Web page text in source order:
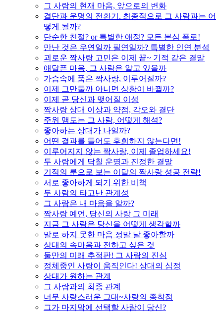
그 사람의 현재 마음, 앞으로의 변화
결단과 운명의 전환기. 최종적으로 그 사람과는 어
떻게 될까?
단순한 친절? or 특별한 애정? 모든 본심 폭로!
만난 것은 우연일까 필연일까? 특별한 인연 분석
괴로운 짝사랑 고민은 이제 끝~ 기적 같은 결말
애달픈 마음, 그 사람은 알고 있을까
가슴속에 품은 짝사랑, 이루어질까?
이제 그만둘까 아니면 상황이 바뀔까?
이제 곧 당신과 맺어질 이성
짝사랑 상대 이상과 약점, 각오와 결단
주위 맴도는 그 사람, 어떻게 해석?
좋아하는 상대가 나일까?
어떤 결과를 들어도 후회하지 않는다면!
이루어지지 않는 짝사랑, 이제 졸업하세요!
두 사람에게 닥칠 운명과 진정한 결말
기적의 룬으로 보는 이달의 짝사랑 성공 전략!
서로 좋아하게 되기 위한 비책
두 사람의 타고난 관계성
그 사람은 내 마음을 알까?
짝사랑 예언, 당신의 사랑 그 미래
지금 그 사람은 당신을 어떻게 생각할까
말로 하지 못한 마음 정말 날 좋아할까
상대의 속마음과 전하고 싶은 것
둘만의 미래 추적판! 그 사람의 진심
정체중인 사랑이 움직인다! 상대의 심정
상대가 원하는 관계
그 사람과의 최종 관계
너무 사랑스러운 그대~사랑의 종착점
그가 마지막에 선택할 사람이 당신?